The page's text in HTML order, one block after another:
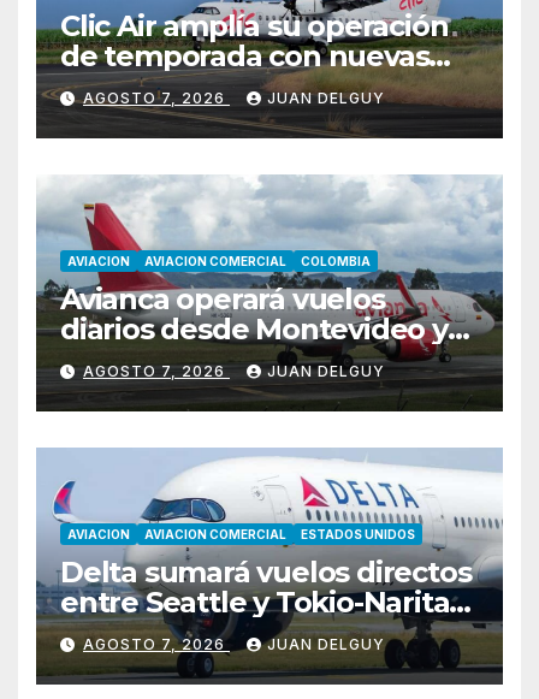
Clic Air amplía su operación
de temporada con nuevas
rutas hacia Cartagena y Tolú
AGOSTO 7, 2026 JUAN DELGUY
AVIACION AVIACION COMERCIAL COLOMBIA
Avianca operará vuelos
diarios desde Montevideo y
Asunción hacia Bogotá
AGOSTO 7, 2026 JUAN DELGUY
AVIACION AVIACION COMERCIAL ESTADOS UNIDOS
Delta sumará vuelos directos
entre Seattle y Tokio-Narita
desde marzo de 2027
AGOSTO 7, 2026 JUAN DELGUY